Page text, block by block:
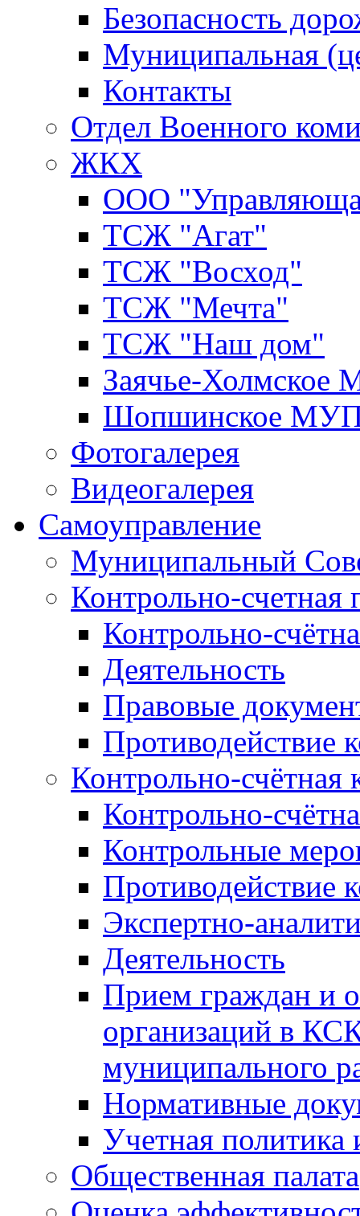
Безопасность
Муниципальная
Контакты
Отдел Военного
ЖКХ
ООО
ТСЖ "Агат"
ТСЖ "Восход"
ТСЖ "Мечта"
ТСЖ "Наш дом"
Заячье-
Шопшинское
Фотогалерея
Видеогалерея
Самоуправление
Муниципальный
Контрольно-счетная
Контрольно-
Деятельность
Правовые
Противодействие
Контрольно-счётная
Контрольно-
Контрольные
Противодействие
Экспертно-
Деятельность
Прием граждан и
организаций в
муниципального
Нормативные
Учетная политика
Общественная палата